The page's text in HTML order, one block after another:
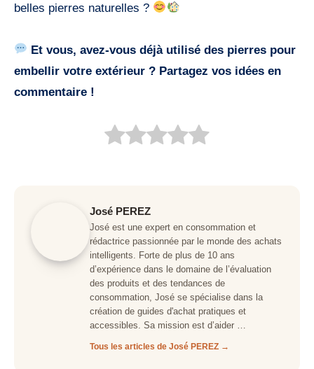
belles pierres naturelles ?
Et vous, avez-vous déjà utilisé des pierres pour
embellir votre extérieur ? Partagez vos idées en
commentaire !
José PEREZ
José est une expert en consommation et
rédactrice passionnée par le monde des achats
intelligents. Forte de plus de 10 ans
d’expérience dans le domaine de l’évaluation
des produits et des tendances de
consommation, José se spécialise dans la
création de guides d'achat pratiques et
accessibles. Sa mission est d’aider …
Tous les articles de José PEREZ →